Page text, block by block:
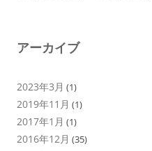
アーカイブ
2023年3月 (1)
2019年11月 (1)
2017年1月 (1)
2016年12月 (35)